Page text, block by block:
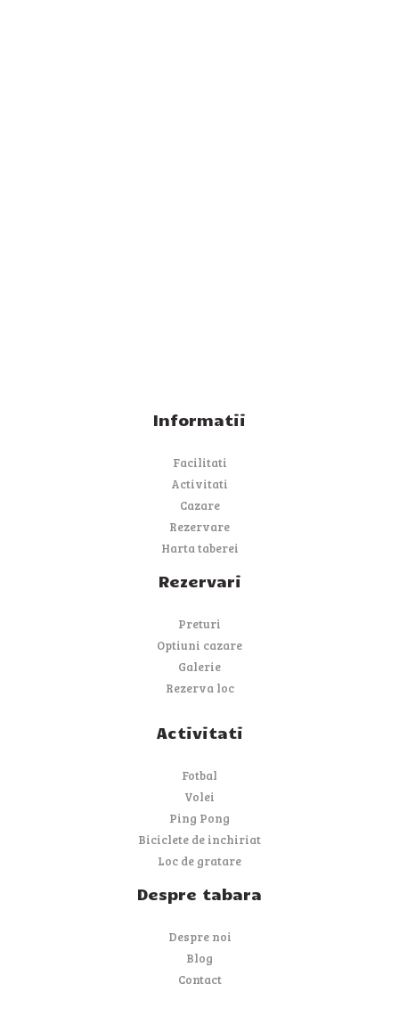
Informatii
Facilitati
Activitati
Cazare
Rezervare
Harta taberei
Rezervari
Preturi
Optiuni cazare
Galerie
Rezerva loc
Activitati
Fotbal
Volei
Ping Pong
Biciclete de inchiriat
Loc de gratare
Despre tabara
Despre noi
Blog
Contact